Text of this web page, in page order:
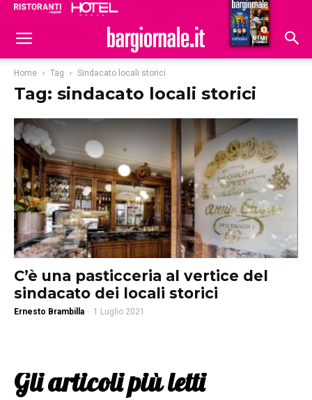
Hoteldomani
Home Tag Sindacato locali storici
Tag: sindacato locali storici
C’è una pasticceria al vertice del
sindacato dei locali storici
Ernesto Brambilla - 1 Luglio 2021
Gli articoli più letti